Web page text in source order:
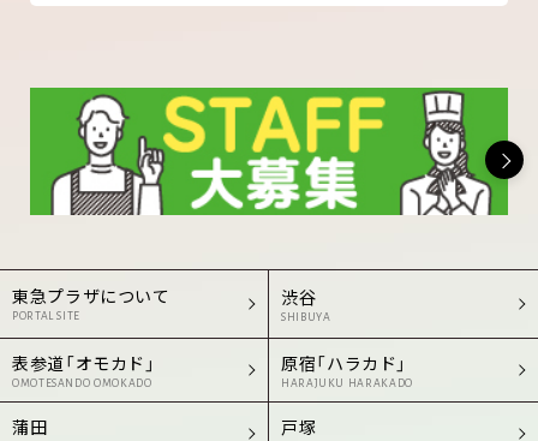
東急プラザについて
PORTAL SITE
渋谷
SHIBUYA
表参道「オモカド」
OMOTESANDO OMOKADO
原宿「ハラカド」
HARAJUKU HARAKADO
蒲田 戸塚